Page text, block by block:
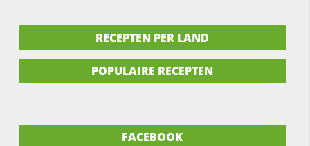
RECEPTEN PER LAND
POPULAIRE RECEPTEN
FACEBOOK